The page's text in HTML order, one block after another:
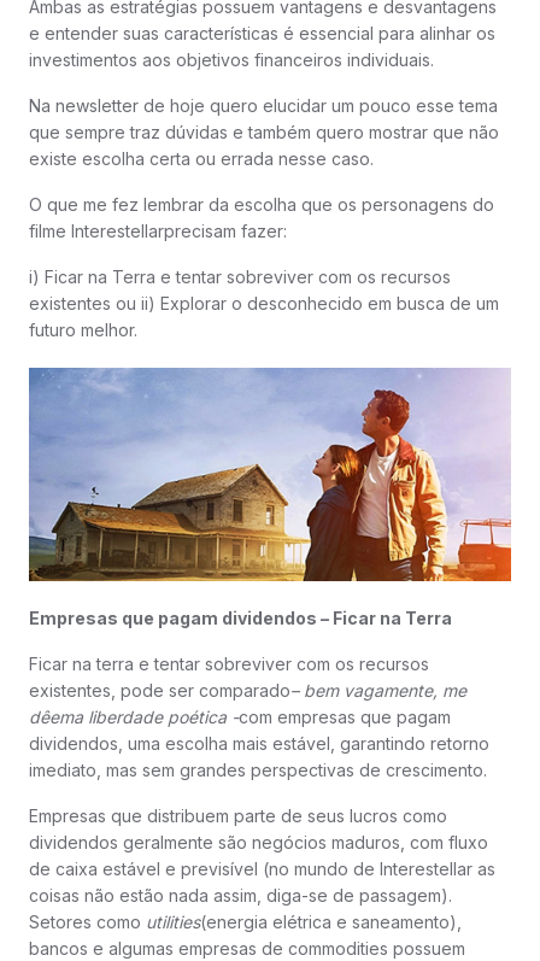
Ambas as estratégias possuem vantagens e desvantagens
e entender suas características é essencial para alinhar os
investimentos aos objetivos financeiros individuais.
Na newsletter de hoje quero elucidar um pouco esse tema
que sempre traz dúvidas e também quero mostrar que não
existe escolha certa ou errada nesse caso.
O que me fez lembrar da escolha que os personagens do
filme Interestellarprecisam fazer:
i) Ficar na Terra e tentar sobreviver com os recursos
existentes ou ii) Explorar o desconhecido em busca de um
futuro melhor.
Empresas que pagam dividendos – Ficar na Terra
Ficar na terra e tentar sobreviver com os recursos
existentes, pode ser comparado– bem vagamente, me
dêema liberdade poética -com empresas que pagam
dividendos, uma escolha mais estável, garantindo retorno
imediato, mas sem grandes perspectivas de crescimento.
Empresas que distribuem parte de seus lucros como
dividendos geralmente são negócios maduros, com fluxo
de caixa estável e previsível (no mundo de Interestellar as
coisas não estão nada assim, diga-se de passagem).
Setores como utilities(energia elétrica e saneamento),
bancos e algumas empresas de commodities possuem